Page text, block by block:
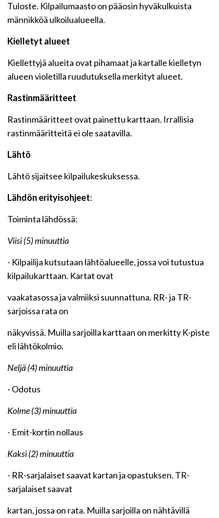
Tuloste. Kilpailumaasto on pääosin hyväkulkuista
männikköä ulkoilualueella.
Kielletyt alueet
Kiellettyjä alueita ovat pihamaat ja kartalle kielletyn
alueen violetilla ruudutuksella merkityt alueet.
Rastinmääritteet
Rastinmääritteet ovat painettu karttaan. Irrallisia
rastinmääritteitä ei ole saatavilla.
Lähtö
Lähtö sijaitsee kilpailukeskuksessa.
Lähdön erityisohjeet:
Toiminta lähdössä:
Viisi (5) minuuttia
- Kilpailija kutsutaan lähtöalueelle, jossa voi tutustua
kilpailukarttaan. Kartat ovat
vaakatasossa ja valmiiksi suunnattuna. RR- ja TR-
sarjoissa rata on
näkyvissä. Muilla sarjoilla karttaan on merkitty K-piste
eli lähtökolmio.
Neljä (4) minuuttia
- Odotus
Kolme (3) minuuttia
- Emit-kortin nollaus
Kaksi (2) minuuttia
- RR-sarjalaiset saavat kartan ja opastuksen. TR-
sarjalaiset saavat
kartan, jossa on rata. Muilla sarjoilla on nähtävillä